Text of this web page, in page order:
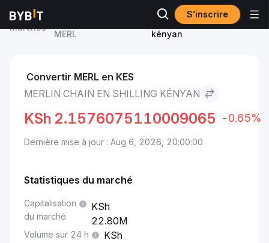
S’inscrire
Marchés
MERL
Merlin Chain to Shilling
kényan
Convertir MERL en KES
MERLIN CHAIN EN SHILLING KÉNYAN
KSh 2.1576075110009065 -0.65%
Dernière mise à jour : Aug 6, 2026, 20:00:00
Statistiques du marché
Capitalisation
du marché
22.80M
Volume sur 24 h